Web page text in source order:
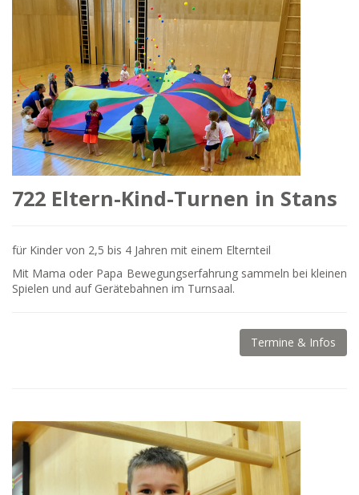
722 Eltern-Kind-Turnen in Stans
für Kinder von 2,5 bis 4 Jahren mit einem Elternteil
Mit Mama oder Papa Bewegungserfahrung sammeln bei kleinen
Spielen und auf Gerätebahnen im Turnsaal.
Termine & Infos